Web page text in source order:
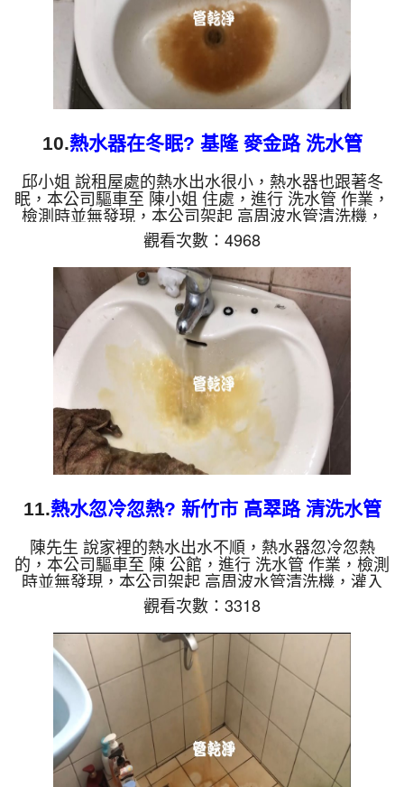
10.熱水器在冬眠? 基隆 麥金路 洗水管
邱小姐 說租屋處的熱水出水很小，熱水器也跟著冬
眠，本公司驅車至 陳小姐 住處，進行 洗水管 作業，
檢測時並無發現，本公司架起 高周波水管清洗機，
灌入 檸檬酸 至管路裡面，等了約15分，開啟 水管清
洗機 ，啟動 螺旋波 模式，一洗水管就是棕色髒水，
越洗就越髒，髒水狂噴，如下圖片影片，兩個小時
後，熱水出水恢復正常了!! 如是自來水，如水管老
化，會產生鐵鏽跟泥沙堆積，洗出來的水就會是咖啡
色，地下水含有氧化錳，管壁上會結成黑色管垢，洗
出來的水會跟石油一樣黑，有些洗出綠色的水，是因
為裡面有銅的物質，...
觀看次數：4968
11.熱水忽冷忽熱? 新竹市 高翠路 清洗水管
陳先生 說家裡的熱水出水不順，熱水器忽冷忽熱
的，本公司驅車至 陳 公館，進行 洗水管 作業，檢測
時並無發現，本公司架起 高周波水管清洗機，灌入
檸檬酸 至管路裡面，等了約15分，開啟 水管清洗機
，啟動 螺旋波 模式，一洗水管就是黃棕色髒水，越
洗就越髒，如下圖片影片，兩個小時後，管路清洗乾
淨熱水出水量也恢復了!! 如是自來水，如水管老化，
會產生鐵鏽跟泥沙堆積，洗出來的水就會是咖啡色，
地下水含有氧化錳，管壁上會結成黑色管垢，洗出來
的水會跟石油一樣黑，有些洗出綠色的水，是因為裡
面有銅的物質，生...
觀看次數：3318